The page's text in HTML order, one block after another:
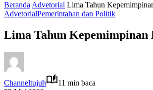
Beranda Advetorial Lima Tahun
AdvetorialPemerintahan dan Politik
Lima Tahun
Channeltujuh
11 min baca